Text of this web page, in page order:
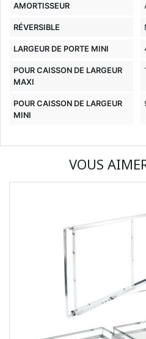
AMORTISSEUR
RÉVERSIBLE
LARGEUR DE PORTE MINI
POUR CAISSON DE LARGEUR
MAXI
POUR CAISSON DE LARGEUR
MINI
VOUS